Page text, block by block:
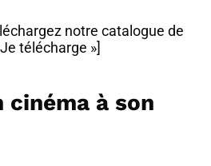
notre catalogue de
télécharge »]
cinéma à son